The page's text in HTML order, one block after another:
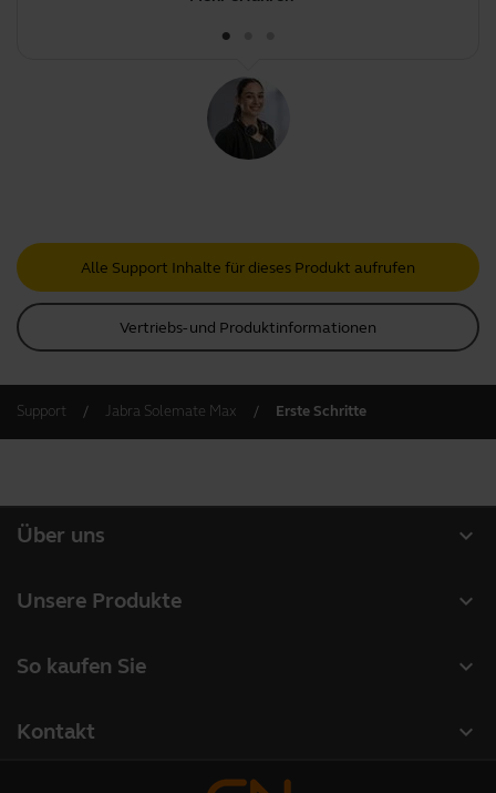
Alle Support Inhalte für dieses Produkt aufrufen
Vertriebs- und Produktinformationen
Support Jabra Solemate Max Erste Schritte
expand_more
Über uns
Nachhaltigkeit
expand_more
Unsere Produkte
Kameras für Videomeetings
Persönliche Videolösungen
expand_more
So kaufen Sie
expand_more
Kontakt
Jabra-Vertrieb kontaktieren